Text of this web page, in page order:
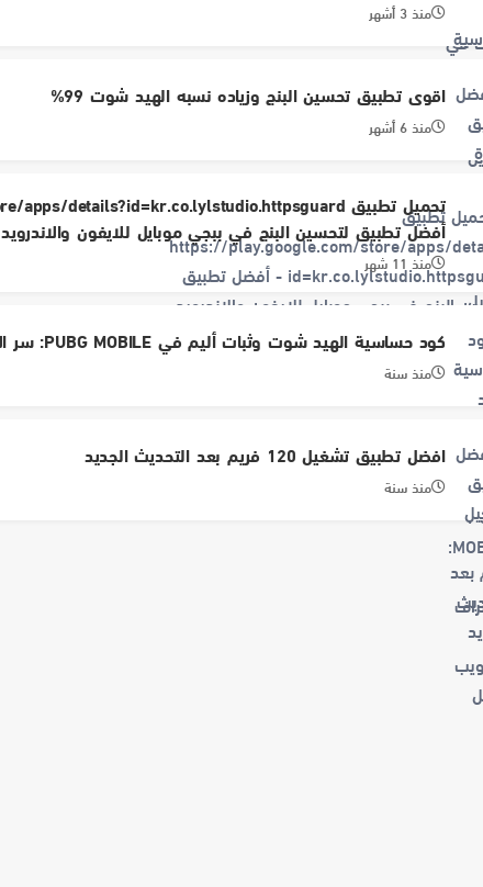
منذ 3 أشهر
اقوى تطبيق تحسين البنج وزياده نسبه الهيد شوت 99%
منذ 6 أشهر
أفضل تطبيق لتحسين البنج في ببجي موبايل للايفون والاندرويد
منذ 11 شهر
كود حساسية الهيد شوت وثبات أليم في PUBG MOBILE: سر الاحتراف في التصويب القاتل
منذ سنة
افضل تطبيق تشغيل 120 فريم بعد التحديث الجديد
منذ سنة